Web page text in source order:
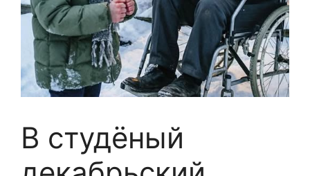
В студёный